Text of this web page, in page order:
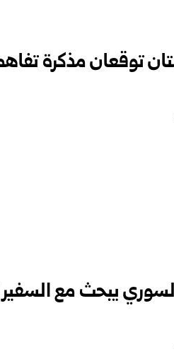
توقعان مذكرة
السوري يبحث مع